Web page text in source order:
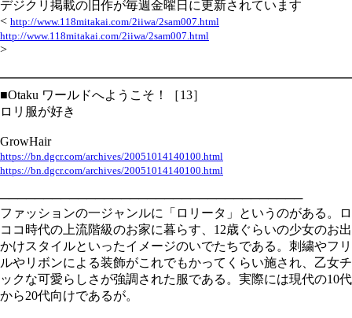
デジクリ掲載の旧作が毎週金曜日に更新されています
< http://www.118mitakai.com/2iiwa/2sam007.html
http://www.118mitakai.com/2iiwa/2sam007.html
>
■Otaku ワールドへようこそ！［13］
ロリ服が好き
GrowHair
https://bn.dgcr.com/archives/20051014140100.html
https://bn.dgcr.com/archives/20051014140100.html
───────────────────────────────────
ファッションの一ジャンルに「ロリータ」というのがある。ロ
ココ時代の上流階級のお家に暮らす、12歳ぐらいの少女のお出
かけスタイルといったイメージのいでたちである。刺繍やフリ
ルやリボンによる装飾がこれでもかってくらい施され、乙女チ
ックな可愛らしさが強調された服である。実際には現代の10代
から20代向けであるが。